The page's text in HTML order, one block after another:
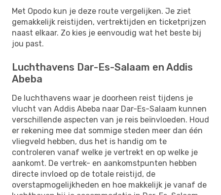
Met Opodo kun je deze route vergelijken. Je ziet
gemakkelijk reistijden, vertrektijden en ticketprijzen
naast elkaar. Zo kies je eenvoudig wat het beste bij
jou past.
Luchthavens Dar-Es-Salaam en Addis
Abeba
De luchthavens waar je doorheen reist tijdens je
vlucht van Addis Abeba naar Dar-Es-Salaam kunnen
verschillende aspecten van je reis beïnvloeden. Houd
er rekening mee dat sommige steden meer dan één
vliegveld hebben, dus het is handig om te
controleren vanaf welke je vertrekt en op welke je
aankomt. De vertrek- en aankomstpunten hebben
directe invloed op de totale reistijd, de
overstapmogelijkheden en hoe makkelijk je vanaf de